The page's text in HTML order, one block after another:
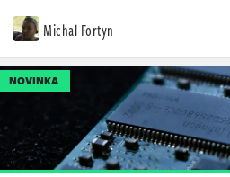
Michal Fortyn
NOVINKA